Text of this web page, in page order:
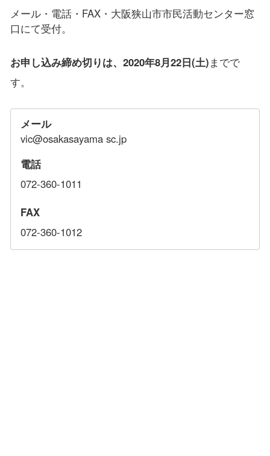
メール・電話・FAX・大阪狭山市市民活動センター窓
口にて受付。
お申し込み締め切りは、2020年8月22日(土)までで
す。
メール
vic@osakasayama sc.jp
電話
072-360-1011
FAX
072-360-1012